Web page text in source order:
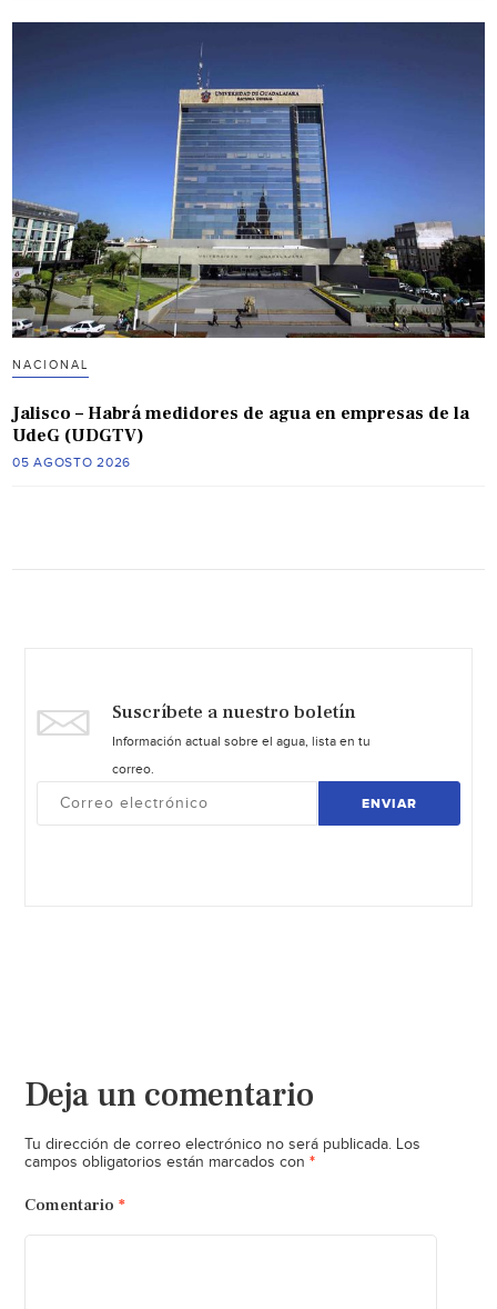
NACIONAL
Jalisco – Habrá medidores de agua en empresas de la
UdeG (UDGTV)
05 AGOSTO 2026
Suscríbete a nuestro boletín
Información actual sobre el agua, lista en tu
correo.
ENVIAR
Deja un comentario
Tu dirección de correo electrónico no será publicada. Los
campos obligatorios están marcados con *
Comentario *